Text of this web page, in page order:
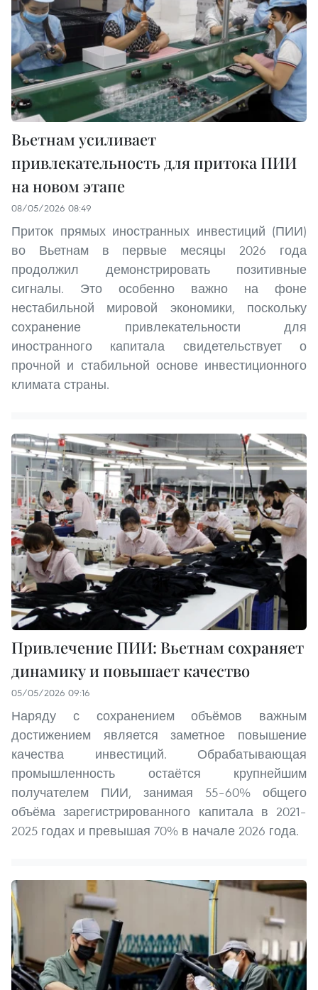
Вьетнам усиливает
привлекательность для притока ПИИ
на новом этапе
08/05/2026 08:49
Приток прямых иностранных инвестиций (ПИИ)
во Вьетнам в первые месяцы 2026 года
продолжил демонстрировать позитивные
сигналы. Это особенно важно на фоне
нестабильной мировой экономики, поскольку
сохранение привлекательности для
иностранного капитала свидетельствует о
прочной и стабильной основе инвестиционного
климата страны.
Привлечение ПИИ: Вьетнам сохраняет
динамику и повышает качество
05/05/2026 09:16
Наряду с сохранением объёмов важным
достижением является заметное повышение
качества инвестиций. Обрабатывающая
промышленность остаётся крупнейшим
получателем ПИИ, занимая 55–60% общего
объёма зарегистрированного капитала в 2021–
2025 годах и превышая 70% в начале 2026 года.